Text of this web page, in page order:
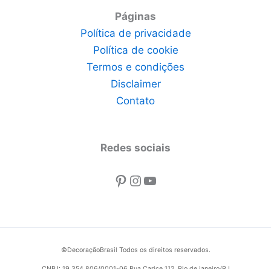
Páginas
Política de privacidade
Política de cookie
Termos e condições
Disclaimer
Contato
Redes sociais
Pinterest
Instagram
Youtube
©DecoraçãoBrasil Todos os direitos reservados.